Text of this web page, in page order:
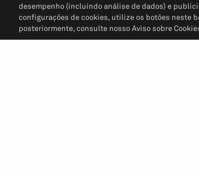
desempenho (incluindo análise de dados) e
configurações de cookies, utilize os botões neste
posteriormente, consulte nosso Aviso sobre